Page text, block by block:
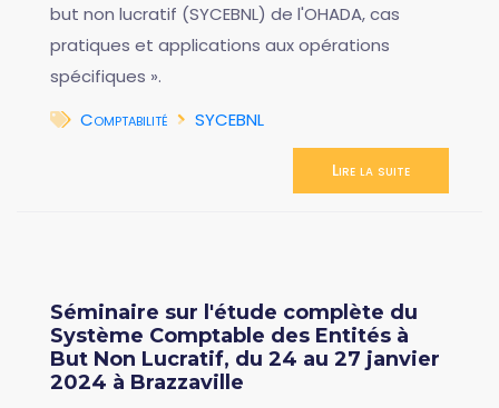
but non lucratif (SYCEBNL) de l'OHADA, cas
pratiques et applications aux opérations
spécifiques ».
Comptabilité
SYCEBNL
Lire la suite
Séminaire sur l'étude complète du
Système Comptable des Entités à
But Non Lucratif, du 24 au 27 janvier
2024 à Brazzaville